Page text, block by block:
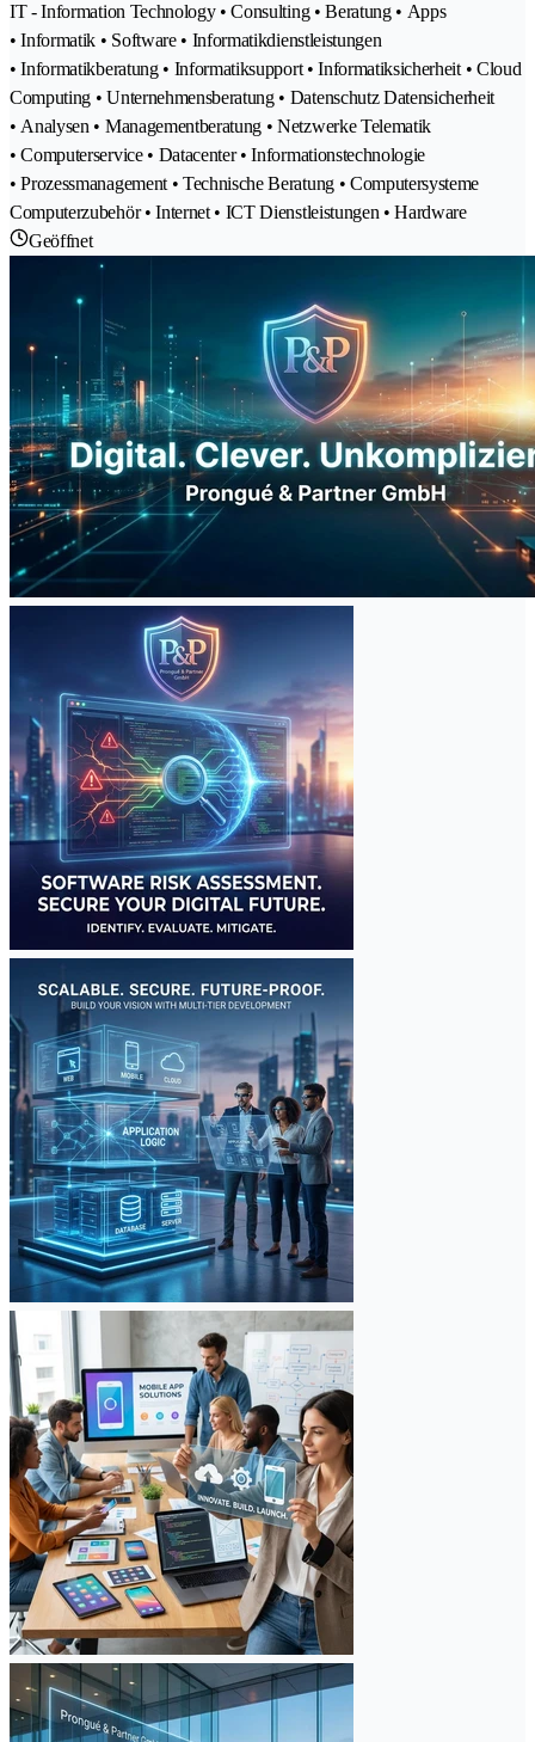
IT - Information Technology • Consulting • Beratung • Apps
• Informatik • Software • Informatikdienstleistungen
• Informatikberatung • Informatiksupport • Informatiksicherheit • Cloud
Computing • Unternehmensberatung • Datenschutz Datensicherheit
• Analysen • Managementberatung • Netzwerke Telematik
• Computerservice • Datacenter • Informationstechnologie
• Prozessmanagement • Technische Beratung • Computersysteme
Computerzubehör • Internet • ICT Dienstleistungen • Hardware
Geöffnet